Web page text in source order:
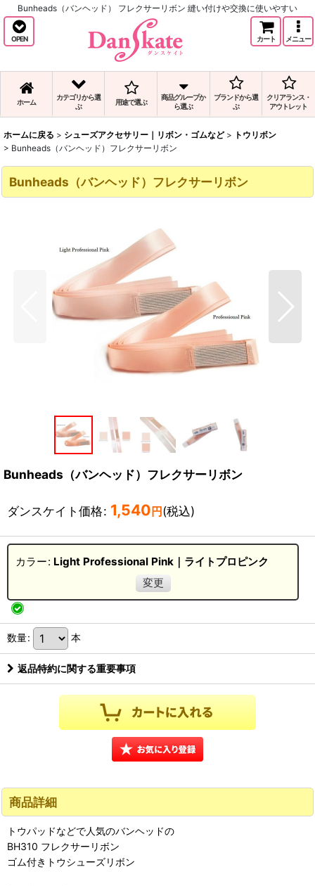
Bunheads（バンヘッド） フレクサーリボン 縫い付けや交換に使いやすい
OPEN カート メニュー
ホーム
カテゴリから選
ぶ
用途で選ぶ
商品グループか
ら選ぶ
ブランドから選
ぶ
クリアランス・
アウトレット
ホームに戻る > シューズアクセサリー｜リボン・ゴムなど > トウリボン
> Bunheads（バンヘッド）フレクサーリボン
Bunheads（バンヘッド）フレクサーリボン
Bunheads（バンヘッド）フレクサーリボン
ダンスケイト価格: 1,540 円 (税込)
カラー: Light Professional Pink｜ライトプロピンク
変更
数量: 本
返品特約に関する重要事項
商品詳細
トウパッドなどで人気のバンヘッドの
BH310 フレクサーリボン
ゴム付きトウシューズリボン